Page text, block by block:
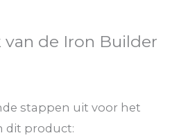
de Iron Builder
stappen uit voor het
dit product: